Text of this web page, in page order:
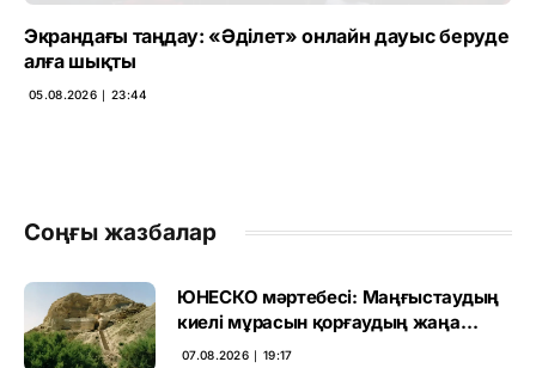
Экрандағы таңдау: «Әділет» онлайн дауыс беруде
алға шықты
05.08.2026 ∣ 23:44
Соңғы жазбалар
ЮНЕСКО мәртебесі: Маңғыстаудың
киелі мұрасын қорғаудың жаңа
кезеңі басталды
07.08.2026 ∣ 19:17